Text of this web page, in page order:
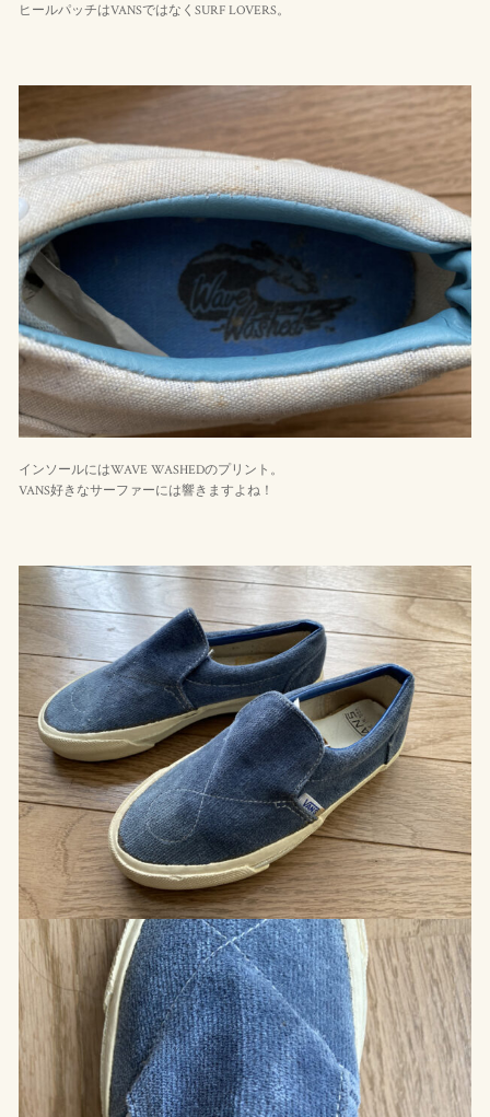
ヒールパッチはVANSではなくSURF LOVERS。
インソールにはWAVE WASHEDのプリント。
VANS好きなサーファーには響きますよね！